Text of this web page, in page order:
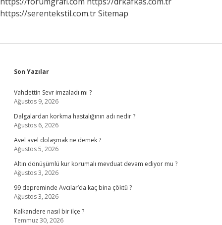
https://serentekstil.com.trSitemap
Sidebar
Son Yazılar
Vahdettin Sevr imzaladı mı ?
Ağustos 9, 2026
Dalgalardan korkma hastalığının adı nedir ?
Ağustos 6, 2026
Avel avel dolaşmak ne demek ?
Ağustos 5, 2026
Altın dönüşümlü kur korumalı mevduat devam ediyor mu ?
Ağustos 3, 2026
99 depreminde Avcılar’da kaç bina çöktü ?
Ağustos 3, 2026
Kalkandere nasıl bir ilçe ?
Temmuz 30, 2026